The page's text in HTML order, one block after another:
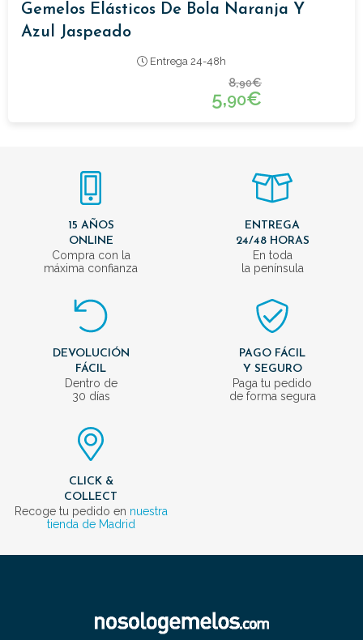
Gemelos Elásticos De Bola Naranja Y
Azul Jaspeado
Entrega 24-48h
8,90€
5,90€
15 AÑOS
ONLINE
Compra con la
máxima confianza
ENTREGA
24/48 HORAS
En toda
la península
DEVOLUCIÓN
FÁCIL
Dentro de
30 días
PAGO FÁCIL
Y SEGURO
Paga tu pedido
de forma segura
CLICK &
COLLECT
Recoge tu pedido en nuestra
tienda de Madrid